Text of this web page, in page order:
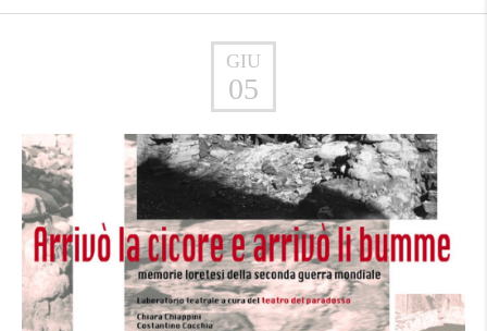
GIU
05